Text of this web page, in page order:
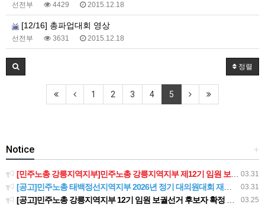
선전부 4429 2015.12.18
[12/16] 총파업대회 영상
선전부 3631 2015.12.18
정렬
1 2 3 4 5
+
Notice
03.31
[민주노총 강릉지역지부]민주노총 강릉지역지부 제12기 임원 보궐선거결과 공고
03.31
[공고]민주노총 태백정선지역지부 2026년 정기 대의원대회 재소집 건
03.25
[공고]민주노총 강릉지역지부 12기 임원 보궐선거 후보자 확정 공고